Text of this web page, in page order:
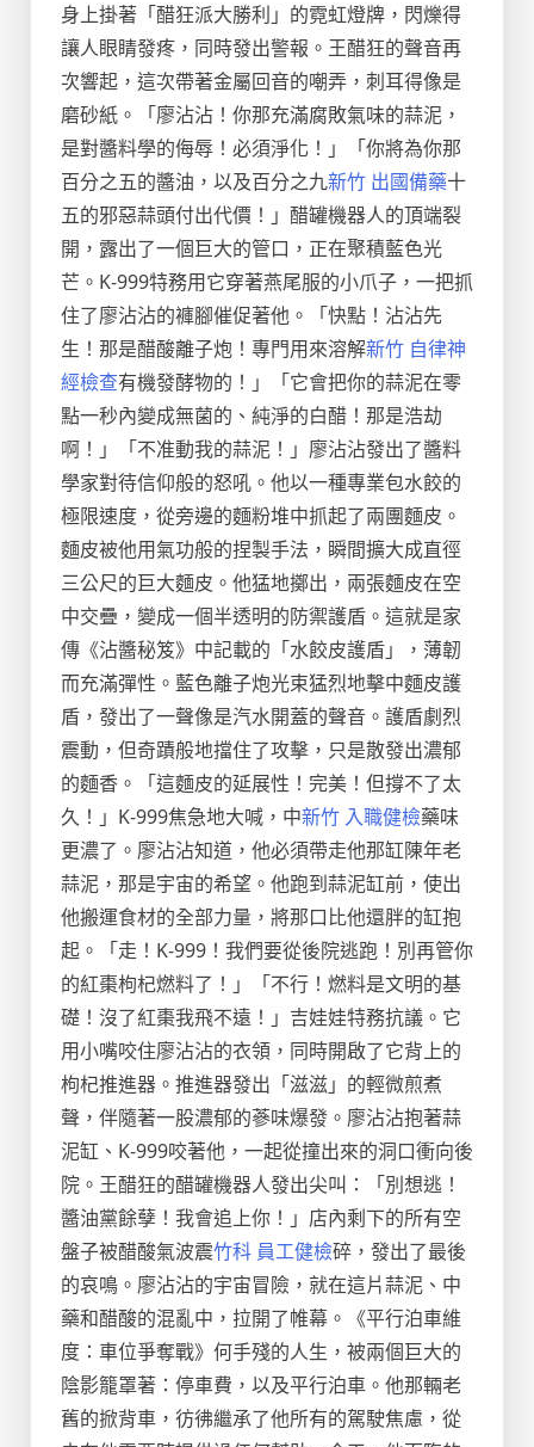
身上掛著「醋狂派大勝利」的霓虹燈牌，閃爍得
讓人眼睛發疼，同時發出警報。王醋狂的聲音再
次響起，這次帶著金屬回音的嘲弄，刺耳得像是
磨砂紙。「廖沾沾！你那充滿腐敗氣味的蒜泥，
是對醬料學的侮辱！必須淨化！」「你將為你那
百分之五的醬油，以及百分之九新竹 出國備藥十
五的邪惡蒜頭付出代價！」醋罐機器人的頂端裂
開，露出了一個巨大的管口，正在聚積藍色光
芒。K-999特務用它穿著燕尾服的小爪子，一把抓
住了廖沾沾的褲腳催促著他。「快點！沾沾先
生！那是醋酸離子炮！專門用來溶解新竹 自律神
經檢查有機發酵物的！」「它會把你的蒜泥在零
點一秒內變成無菌的、純淨的白醋！那是浩劫
啊！」「不准動我的蒜泥！」廖沾沾發出了醬料
學家對待信仰般的怒吼。他以一種專業包水餃的
極限速度，從旁邊的麵粉堆中抓起了兩團麵皮。
麵皮被他用氣功般的捏製手法，瞬間擴大成直徑
三公尺的巨大麵皮。他猛地擲出，兩張麵皮在空
中交疊，變成一個半透明的防禦護盾。這就是家
傳《沾醬秘笈》中記載的「水餃皮護盾」，薄韌
而充滿彈性。藍色離子炮光束猛烈地擊中麵皮護
盾，發出了一聲像是汽水開蓋的聲音。護盾劇烈
震動，但奇蹟般地擋住了攻擊，只是散發出濃郁
的麵香。「這麵皮的延展性！完美！但撐不了太
久！」K-999焦急地大喊，中新竹 入職健檢藥味
更濃了。廖沾沾知道，他必須帶走他那缸陳年老
蒜泥，那是宇宙的希望。他跑到蒜泥缸前，使出
他搬運食材的全部力量，將那口比他還胖的缸抱
起。「走！K-999！我們要從後院逃跑！別再管你
的紅棗枸杞燃料了！」「不行！燃料是文明的基
礎！沒了紅棗我飛不遠！」吉娃娃特務抗議。它
用小嘴咬住廖沾沾的衣領，同時開啟了它背上的
枸杞推進器。推進器發出「滋滋」的輕微煎煮
聲，伴隨著一股濃郁的蔘味爆發。廖沾沾抱著蒜
泥缸、K-999咬著他，一起從撞出來的洞口衝向後
院。王醋狂的醋罐機器人發出尖叫：「別想逃！
醬油黨餘孽！我會追上你！」店內剩下的所有空
盤子被醋酸氣波震竹科 員工健檢碎，發出了最後
的哀鳴。廖沾沾的宇宙冒險，就在這片蒜泥、中
藥和醋酸的混亂中，拉開了帷幕。《平行泊車維
度：車位爭奪戰》何手殘的人生，被兩個巨大的
陰影籠罩著：停車費，以及平行泊車。他那輛老
舊的掀背車，彷彿繼承了他所有的駕駛焦慮，從